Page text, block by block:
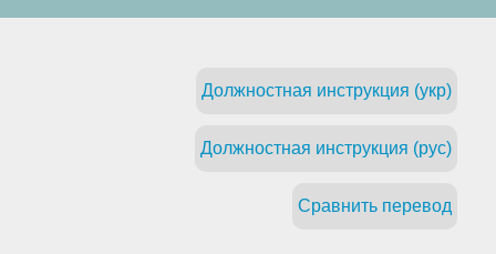
Должностная инструкция (укр)
Должностная инструкция (рус)
Сравнить перевод